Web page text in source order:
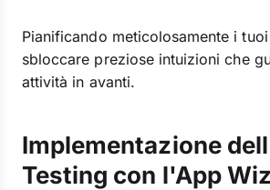
Pianificando meticolosamente i
sbloccare preziose intuizioni che
attività in avanti.
Implementazione
Testing con l'App